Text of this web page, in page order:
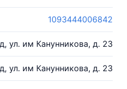
1093444006842
ул. им Канунникова, д. 23
ул. им Канунникова, д. 23